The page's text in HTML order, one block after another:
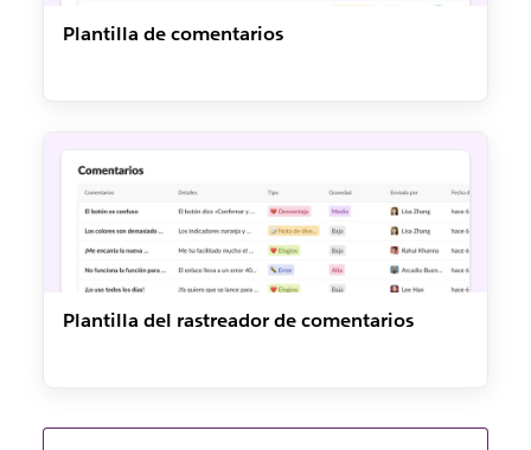
Plantilla de comentarios
Plantilla del rastreador de comentarios